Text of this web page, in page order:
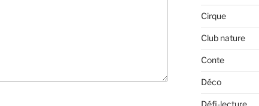
Cirque
Club nature
Conte
Déco